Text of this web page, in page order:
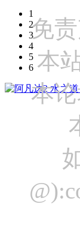
1
2
3
4
5
6
免
本
本